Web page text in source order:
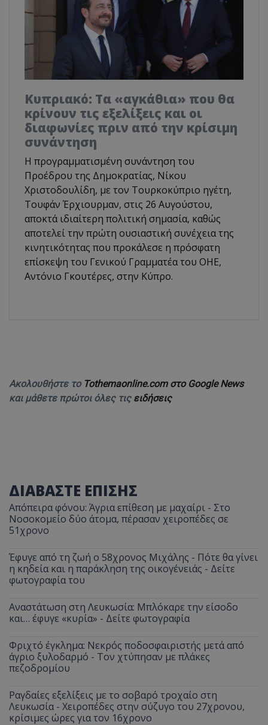
Κυπριακό: Τα «αγκάθια» που θα
κρίνουν τις εξελίξεις και οι
διαφωνίες πριν από την κρίσιμη
συνάντηση
Η προγραμματισμένη συνάντηση του
Προέδρου της Δημοκρατίας, Νίκου
Χριστοδουλίδη, με τον Τουρκοκύπριο ηγέτη,
Τουφάν Έρχιουρμαν, στις 26 Αυγούστου,
αποκτά ιδιαίτερη πολιτική σημασία, καθώς
αποτελεί την πρώτη ουσιαστική συνέχεια της
κινητικότητας που προκάλεσε η πρόσφατη
επίσκεψη του Γενικού Γραμματέα του ΟΗΕ,
Αντόνιο Γκουτέρες, στην Κύπρο.
Ακολουθήστε το Tothemaonline.com στο Google News
και μάθετε πρώτοι όλες τις ειδήσεις
ΔΙΑΒΑΣΤΕ ΕΠΙΣΗΣ
Απόπειρα φόνου: Άγρια επίθεση με μαχαίρι - Στο
Νοσοκομείο δύο άτομα, πέρασαν χειροπέδες σε
51χρονο
Έφυγε από τη ζωή ο 58χρονος Μιχάλης - Πότε θα γίνει
η κηδεία και η παράκληση της οικογένειάς - Δείτε
φωτογραφία του
Αναστάτωση στη Λευκωσία: Μπλόκαρε την είσοδο
και… έφυγε «κυρία» - Δείτε φωτογραφία
Φριχτό έγκλημα: Νεκρός ποδοσφαιριστής μετά από
άγριο ξυλοδαρμό - Τον χτύπησαν με πλάκες
πεζοδρομίου
Ραγδαίες εξελίξεις με το σοβαρό τροχαίο στη
Λευκωσία - Χειροπέδες στην σύζυγο του 27χρονου,
κρίσιμες ώρες για τον 16χρονο